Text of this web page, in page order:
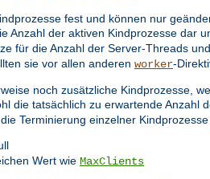
fest und können nur
Anzahl der aktiven Kindprozesse dar
für die Anzahl der Server-Threads
sie vor allen anderen worker-
noch zusätzliche Kindprozesse,
die tatsächlich zu erwartende Anzahl
Terminierung einzelner
Wert wie MaxClients